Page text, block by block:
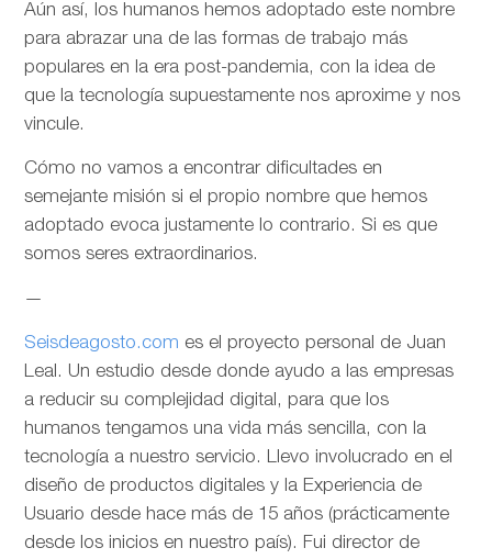
Aún así, los humanos hemos adoptado este nombre
para abrazar una de las formas de trabajo más
populares en la era post-pandemia, con la idea de
que la tecnología supuestamente nos aproxime y nos
vincule.
Cómo no vamos a encontrar dificultades en
semejante misión si el propio nombre que hemos
adoptado evoca justamente lo contrario. Si es que
somos seres extraordinarios.
—
Seisdeagosto.com es el proyecto personal de Juan
Leal. Un estudio desde donde ayudo a las empresas
a reducir su complejidad digital, para que los
humanos tengamos una vida más sencilla, con la
tecnología a nuestro servicio. Llevo involucrado en el
diseño de productos digitales y la Experiencia de
Usuario desde hace más de 15 años (prácticamente
desde los inicios en nuestro país). Fui director de